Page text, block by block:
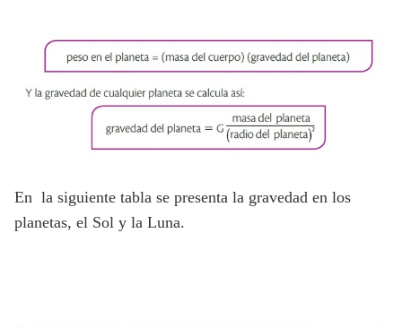
En la siguiente tabla se presenta la gravedad en los
planetas, el Sol y la Luna.